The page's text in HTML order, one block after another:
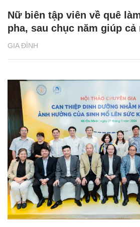
GIA ĐÌNH
Nữ biên tập viên về quê
pha, sau chục năm giúp